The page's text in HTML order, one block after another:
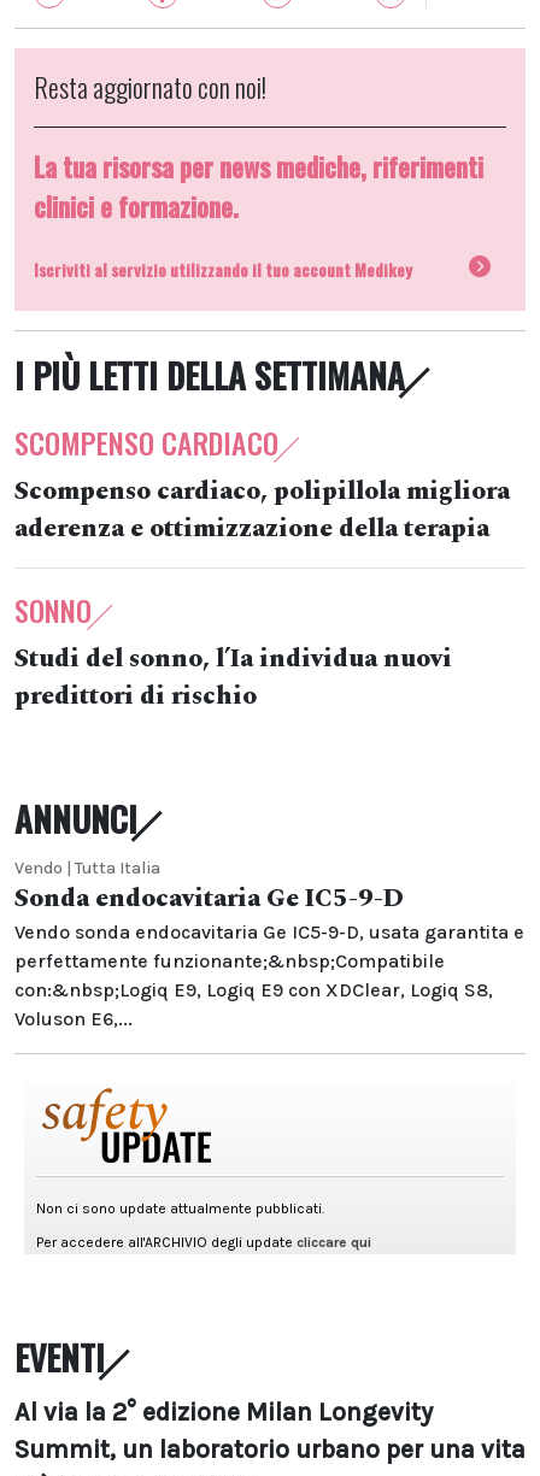
Resta aggiornato con noi!
La tua risorsa per news mediche, riferimenti
clinici e formazione.
Iscriviti al servizio utilizzando il tuo account Medikey
I PIÙ LETTI DELLA SETTIMANA
SCOMPENSO CARDIACO
Scompenso cardiaco, polipillola migliora
aderenza e ottimizzazione della terapia
SONNO
Studi del sonno, l’Ia individua nuovi
predittori di rischio
ANNUNCI
Vendo | Tutta Italia
Sonda endocavitaria Ge IC5-9-D
Vendo sonda endocavitaria Ge IC5-9-D, usata garantita e
perfettamente funzionante;&nbsp;Compatibile
con:&nbsp;Logiq E9, Logiq E9 con XDClear, Logiq S8,
Voluson E6,...
EVENTI
Al via la 2° edizione Milan Longevity
Summit, un laboratorio urbano per una vita